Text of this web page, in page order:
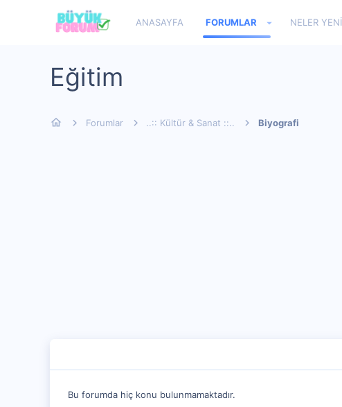
ANASAYFA FORUMLAR NELER YENI
Eğitim
Forumlar ..:: Kültür & Sanat ::.. Biyografi
Bu forumda hiç konu bulunmamaktadır.